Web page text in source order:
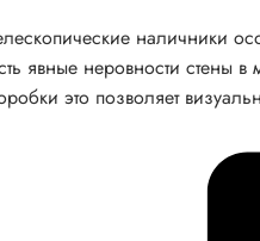
наличники
явные неровности стены
это позволяет